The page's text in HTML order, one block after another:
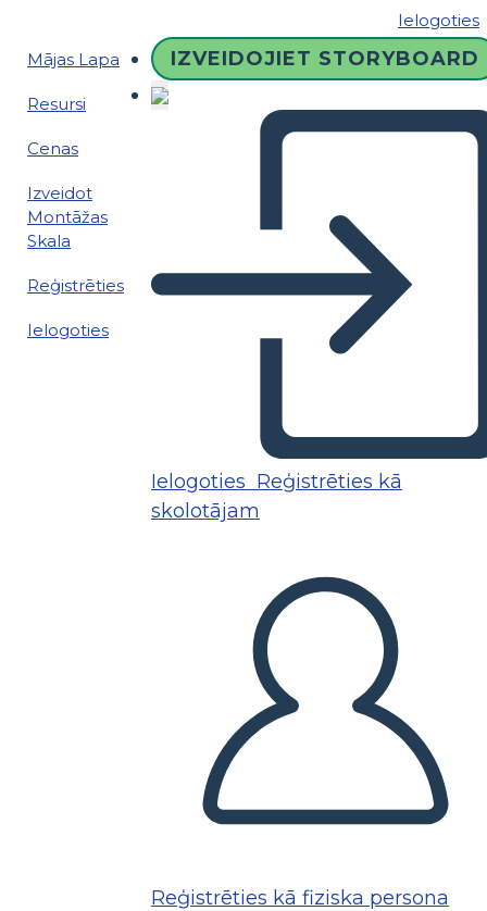
Ielogoties
Mājas Lapa
Resursi
Cenas
Izveidot
Montāžas
Skala
Reģistrēties
Ielogoties
IZVEIDOJIET STORYBOARD
Ielogoties Reģistrēties kā
skolotājam
Reģistrēties kā fiziska persona